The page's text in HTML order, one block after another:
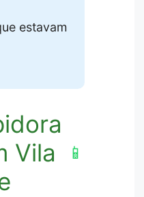
estavam
Vila
📱